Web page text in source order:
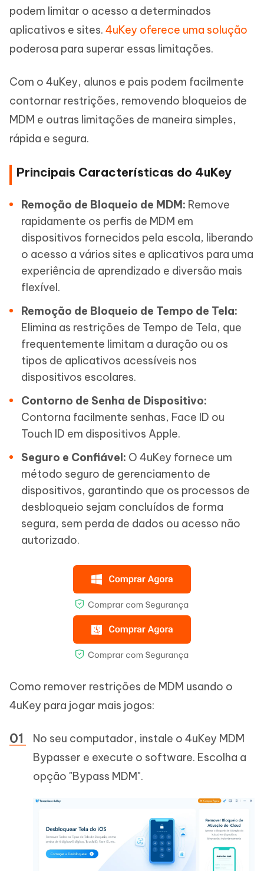
podem limitar o acesso a determinados
aplicativos e sites. 4uKey oferece uma solução
poderosa para superar essas limitações.
Com o 4uKey, alunos e pais podem facilmente
contornar restrições, removendo bloqueios de
MDM e outras limitações de maneira simples,
rápida e segura.
Principais Características do 4uKey
Remoção de Bloqueio de MDM: Remove
rapidamente os perfis de MDM em
dispositivos fornecidos pela escola, liberando
o acesso a vários sites e aplicativos para uma
experiência de aprendizado e diversão mais
flexível.
Remoção de Bloqueio de Tempo de Tela:
Elimina as restrições de Tempo de Tela, que
frequentemente limitam a duração ou os
tipos de aplicativos acessíveis nos
dispositivos escolares.
Contorno de Senha de Dispositivo:
Contorna facilmente senhas, Face ID ou
Touch ID em dispositivos Apple.
Seguro e Confiável: O 4uKey fornece um
método seguro de gerenciamento de
dispositivos, garantindo que os processos de
desbloqueio sejam concluídos de forma
segura, sem perda de dados ou acesso não
autorizado.
Como remover restrições de MDM usando o
4uKey para jogar mais jogos:
No seu computador, instale o 4uKey MDM
Bypasser e execute o software. Escolha a
opção "Bypass MDM".